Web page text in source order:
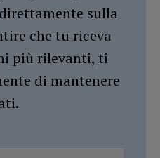
sulla
che tu riceva
più rilevanti, ti
di mantenere